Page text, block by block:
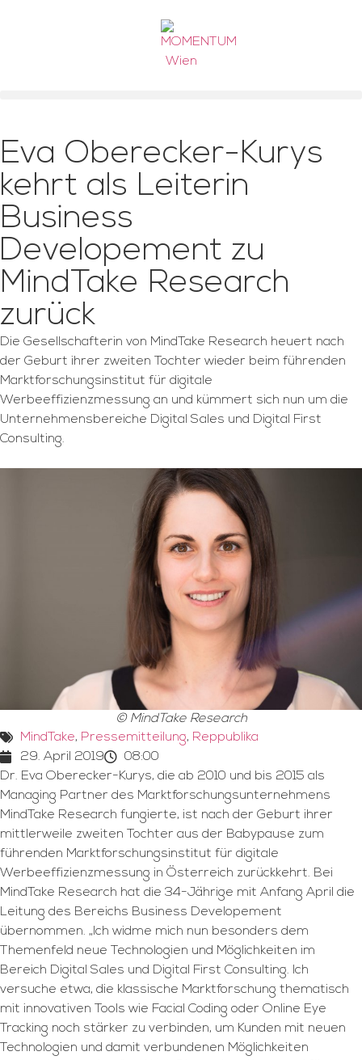
Eva Oberecker-Kurys
kehrt als Leiterin
Business
Developement zu
MindTake Research
zurück
Die Gesellschafterin von MindTake Research heuert nach
der Geburt ihrer zweiten Tochter wieder beim führenden
Marktforschungsinstitut für digitale
Werbeeffizienzmessung an und kümmert sich nun um die
Unternehmensbereiche Digital Sales und Digital First
Consulting.
© MindTake Research
MindTake, Pressemitteilung, Reppublika
29. April 2019
08:00
Dr. Eva Oberecker-Kurys, die ab 2010 und bis 2015 als
Managing Partner des Marktforschungsunternehmens
MindTake Research fungierte, ist nach der Geburt ihrer
mittlerweile zweiten Tochter aus der Babypause zum
führenden Marktforschungsinstitut für digitale
Werbeeffizienzmessung in Österreich zurückkehrt. Bei
MindTake Research hat die 34-Jährige mit Anfang April die
Leitung des Bereichs Business Developement
übernommen. „Ich widme mich nun besonders dem
Themenfeld neue Technologien und Möglichkeiten im
Bereich Digital Sales und Digital First Consulting. Ich
versuche etwa, die klassische Marktforschung thematisch
mit innovativen Tools wie Facial Coding oder Online Eye
Tracking noch stärker zu verbinden, um Kunden mit neuen
Technologien und damit verbundenen Möglichkeiten